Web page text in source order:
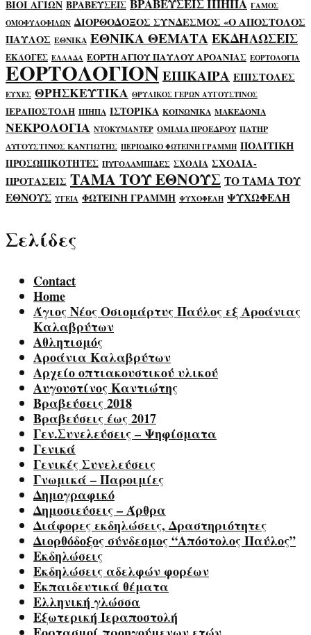
ΒΙΟΙ ΑΓΙΩΝ ΒΡΑΒΕΥΣΕΙΣ ΒΡΑΒΕΥΣΕΙΣ ΙΠΗΠΑ ΓΑΜΟΣ
ΟΜΟΦΥΛΟΦΙΛΩΝ ΔΙΟΡΘΟΔΟΞΟΣ ΣΥΝΔΕΣΜΟΣ «Ο ΑΠΟΣΤΟΛΟΣ
ΠΑΥΛΟΣ ΕΘΝΙΚΑ ΕΘΝΙΚΑ ΘΕΜΑΤΑΕΚΔΗΛΩΣΕΙΣ
ΕΚΛΟΓΕΣ ΕΛΛΑΔΑ ΕΟΡΤΗ ΑΓΙΟΥ ΠΑΥΛΟΥ ΑΡΟΑΝΙΑΣ ΕΟΡΤΟΛΟΓΙΑ
ΕΟΡΤΟΛΟΓΙΟΝΕΠΙΚΑΙΡΑ ΕΠΙΣΤΟΛΕΣ
ΕΥΧΕΣ ΘΡΗΣΚΕΥΤΙΚΑ ΘΡΥΛΙΚΟΣ ΓΕΡΩΝ ΑΥΓΟΥΣΤΙΝΟΣ
ΙΕΡΑΠΟΣΤΟΛΗ ΙΠΗΠΑ ΙΣΤΟΡΙΚΑ ΚΟΙΝΩΝΙΚΑ ΜΑΚΕΔΟΝΙΑ
ΝΕΚΡΟΛΟΓΙΑ ΝΤΟΚΥΜΑΝΤΕΡ ΟΜΙΛΙΑ ΠΡΟΕΔΡΟΥ ΠΑΤΗΡ
ΑΥΓΟΥΣΤΙΝΟΣ ΚΑΝΤΙΩΤΗΣ ΠΕΡΙΟΔΙΚΟ ΦΩΤΕΙΝΗ ΓΡΑΜΜΗ ΠΟΛΙΤΙΚΗ
ΠΡΟΣΩΠΙΚΟΤΗΤΕΣ ΠΥΓΟΛΑΜΠΙΔΕΣ ΣΧΟΛΙΑ ΣΧΟΛΙΑ-
ΠΡΟΤΑΣΕΙΣ ΤΑΜΑ ΤΟΥ ΕΘΝΟΥΣ ΤΟ ΤΑΜΑ ΤΟΥ
ΕΘΝΟΥΣ ΥΓΕΙΑ ΦΩΤΕΙΝΗ ΓΡΑΜΜΗ ΨΥΧΟΦΕΛΗ ΨΥΧΩΦΕΛΗ
Σελίδες
Contact
Home
Άγιος Νέος Οσιομάρτυς Παύλος εξ Αροάνιας
Καλαβρύτων
Αθλητισμός
Αροάνια Καλαβρύτων
Αρχείο οπτιακουστικού υλικού
Αυγουστίνος Καντιώτης
Βραβεύσεις 2018
Βραβεύσεις έως 2017
Γεν.Συνελεύσεις – Ψηφίσματα
Γενικά
Γενικές Συνελεύσεις
Γνωμικά – Παροιμίες
Δημογραφικό
Δημοσιεύσεις – Άρθρα
Διάφορες εκδηλώσεις, Δραστηριότητες
Διορθόδοξος σύνδεσμος “Απόστολος Παύλος”
Εκδηλώσεις
Εκδηλώσεις αδελφών φορέων
Εκπαιδευτικά θέματα
Ελληνική γλώσσα
Εξωτερική Ιεραποστολή